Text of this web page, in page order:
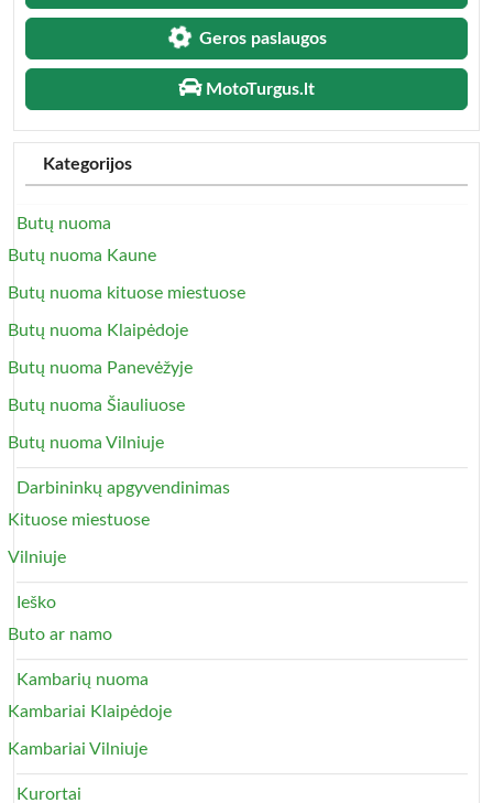
Geros paslaugos
MotoTurgus.lt
Kategorijos
Butų nuoma
Butų nuoma Kaune
Butų nuoma kituose miestuose
Butų nuoma Klaipėdoje
Butų nuoma Panevėžyje
Butų nuoma Šiauliuose
Butų nuoma Vilniuje
Darbininkų apgyvendinimas
Kituose miestuose
Vilniuje
Ieško
Buto ar namo
Kambarių nuoma
Kambariai Klaipėdoje
Kambariai Vilniuje
Kurortai